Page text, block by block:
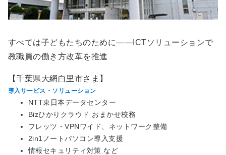
すべては子どもたちのために――ICTソリューションで
教職員の働き方改革を推進
【千葉県大網白里市さま】
導入サービス・ソリューション
NTT東日本データセンター
Bizひかりクラウド おまかせ校務
フレッツ・VPNワイド、ネットワーク整備
2in1ノートパソコン導入支援
情報セキュリティ対策 など